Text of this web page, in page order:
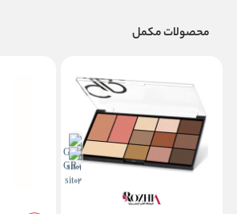
محصولات مکمل